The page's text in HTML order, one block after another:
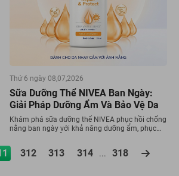
Thứ 6 ngày 08,07,2026
Sữa Dưỡng Thể NIVEA Ban Ngày:
Giải Pháp Dưỡng Ẩm Và Bảo Vệ Da
Khám phá sữa dưỡng thể NIVEA phục hồi chống
nắng ban ngày với khả năng dưỡng ẩm, phục
312 313 314 ... 318